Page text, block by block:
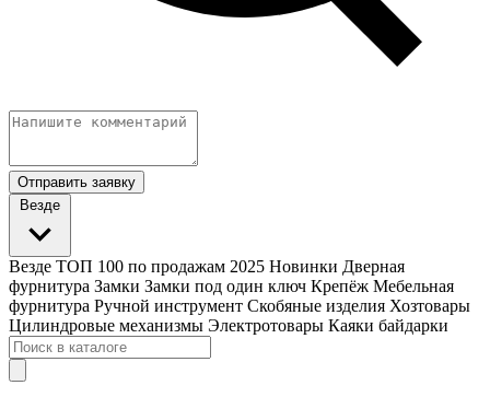
Отправить заявку
Везде
Везде ТОП 100 по продажам 2025 Новинки Дверная
фурнитура Замки Замки под один ключ Крепёж Мебельная
фурнитура Ручной инструмент Скобяные изделия Хозтовары
Цилиндровые механизмы Электротовары Каяки байдарки